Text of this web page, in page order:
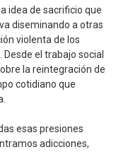
idea de sacrificio que
diseminando a otras
violenta de los
el trabajo social
la reintegración de
cotidiano que
esas presiones
adicciones,